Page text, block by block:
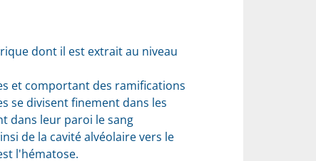
dont il est extrait au niveau
et comportant des ramifications
se divisent finement dans les
dans leur paroi le sang
de la cavité alvéolaire vers le
l'hématose.